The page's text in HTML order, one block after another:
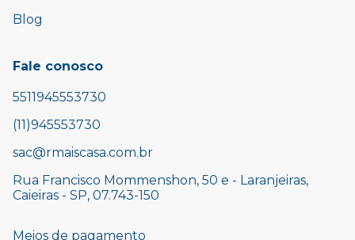
Blog
Fale conosco
5511945553730
(11)945553730
sac@rmaiscasa.com.br
Rua Francisco Mommenshon, 50 e - Laranjeiras,
Caieiras - SP, 07.743-150
Meios de pagamento